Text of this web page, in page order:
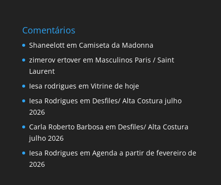
Comentários
Shaneelottem Camiseta da Madonna
zimerov ertoverem Masculinos Paris / Saint
Laurent
Iesa rodrigues em Vitrine de hoje
Iesa Rodrigues em Desfiles/ Alta Costura julho
2026
Carla Roberto Barbosa em Desfiles/ Alta Costura
julho 2026
Iesa Rodrigues em Agenda a partir de fevereiro de
2026